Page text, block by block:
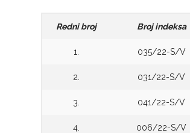
Redni broj Broj indeksa
1. 035/22-S/V
2. 031/22-S/V
3. 041/22-S/V
4. 006/22-S/V